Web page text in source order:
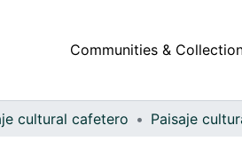
Communities &
cultural cafetero Paisaje